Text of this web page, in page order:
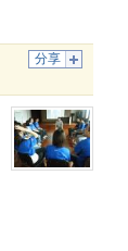
分享